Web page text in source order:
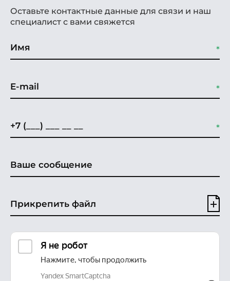
Оставьте контактные данные для связи и наш
специалист с вами свяжется
Прикрепить файл